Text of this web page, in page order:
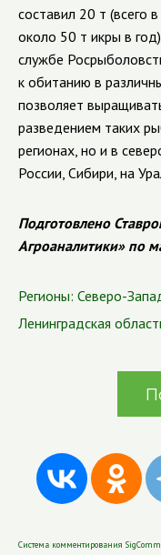
составил 20 т (всего
около 50 т икры в
службе
к обитанию в
позволяет
разведением таких
регионах, но и в
России, Сибири, на
Подготовлено
Агроаналитики» по
Регионы: Северо-
Ленинградская
Система комментирования